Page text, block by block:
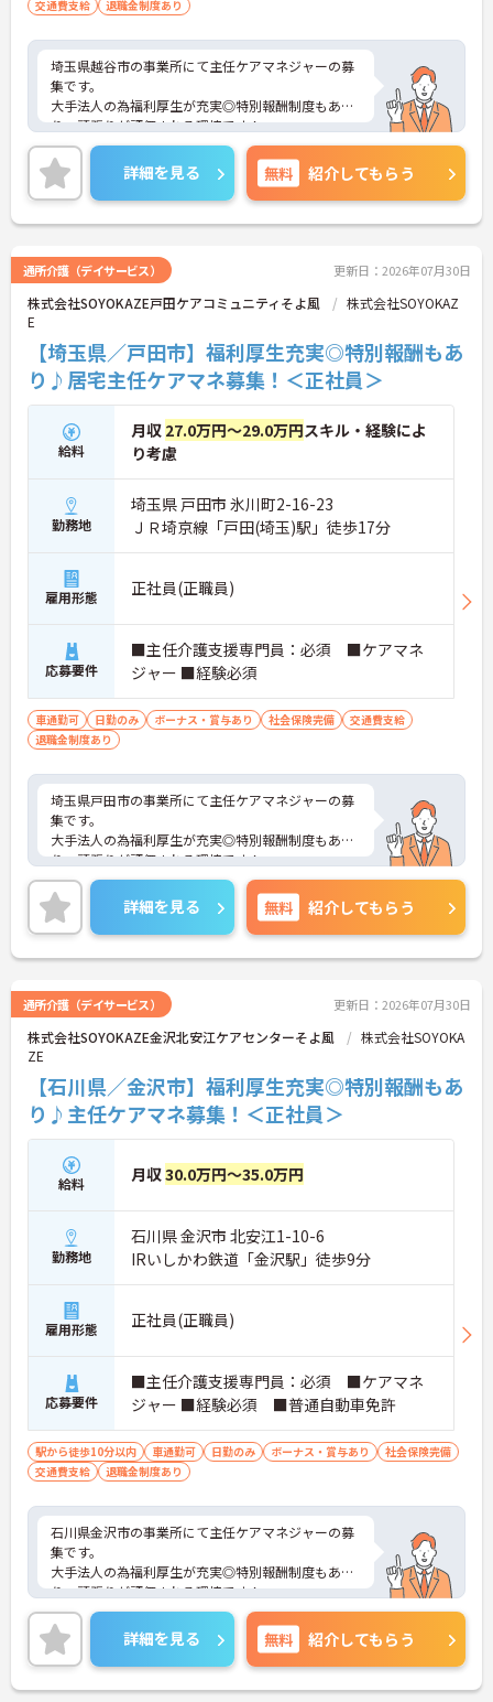
交通費支給 退職金制度あり
埼玉県越谷市の事業所にて主任ケアマネジャーの募
集です。
大手法人の為福利厚生が充実◎特別報酬制度もあ
り、頑張りが評価される環境です！
リフレッシュ休暇が年間17日とプライベートとの両
立も可能です。
ご興味のある方には、面接対策ポイントなどさらに
詳細をお話いたしますので、お気軽にご相談くださ
い。
詳細を見る 無料 紹介してもらう
通所介護（デイサービス） 更新日：2026年07月30日
株式会社SOYOKAZE戸田ケアコミュニティそよ風
株式会社SOYOKAZ
E
【埼玉県／戸田市】福利厚生充実◎特別報酬もあ
り♪居宅主任ケアマネ募集！＜正社員＞
給料
月収 27.0万円～29.0万円スキル・経験によ
り考慮
勤務地
埼玉県 戸田市 氷川町2-16-23
ＪＲ埼京線「戸田(埼玉)駅」徒歩17分
雇用形態 正社員(正職員)
応募要件
■主任介護支援専門員：必須 ■ケアマネ
ジャー ■経験必須
車通勤可 日勤のみ ボーナス・賞与あり 社会保険完備
交通費支給
退職金制度あり
埼玉県戸田市の事業所にて主任ケアマネジャーの募
集です。
大手法人の為福利厚生が充実◎特別報酬制度もあ
り、頑張りが評価される環境です！
リフレッシュ休暇が年間17日とプライベートとの両
立も可能です。
ご興味のある方には、面接対策ポイントなどさらに
詳細をお話いたしますので、お気軽にご相談くださ
い。
詳細を見る 無料 紹介してもらう
通所介護（デイサービス） 更新日：2026年07月30日
株式会社SOYOKAZE金沢北安江ケアセンターそよ風
株式会社SOYOKA
ZE
【石川県／金沢市】福利厚生充実◎特別報酬もあ
り♪主任ケアマネ募集！＜正社員＞
給料 月収30.0万円～35.0万円
勤務地
石川県 金沢市 北安江1-10-6
IRいしかわ鉄道「金沢駅」徒歩9分
雇用形態 正社員(正職員)
応募要件
■主任介護支援専門員：必須 ■ケアマネ
ジャー ■経験必須 ■普通自動車免許
駅から徒歩10分以内 車通勤可 日勤のみ ボーナス・賞与あり
社会保険完備
交通費支給
退職金制度あり
石川県金沢市の事業所にて主任ケアマネジャーの募
集です。
大手法人の為福利厚生が充実◎特別報酬制度もあ
り、頑張りが評価される環境です！
リフレッシュ休暇が年間17日とプライベートとの両
立も可能です。
ご興味のある方には、面接対策ポイントなどさらに
詳細をお話いたしますので、お気軽にご相談くださ
い。
詳細を見る 無料 紹介してもらう